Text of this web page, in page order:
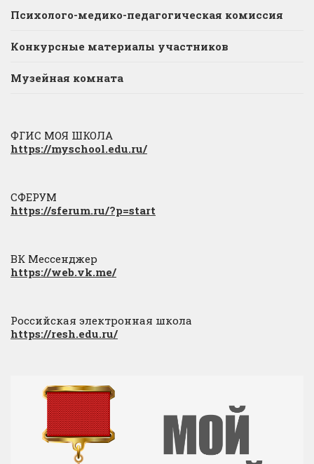
Психолого-медико-педагогическая комиссия
Конкурсные материалы участников
Музейная комната
ФГИС МОЯ ШКОЛА
https://myschool.edu.ru/
СФЕРУМ
https://sferum.ru/?p=start
ВК Мессенджер
https://web.vk.me/
Российская электронная школа
https://resh.edu.ru/